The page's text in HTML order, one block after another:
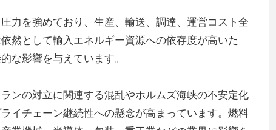
力を強めており、生産、輸送、調達、運営コスト全
然として輸入エネルギー資源への依存度が高いた
な影響を与えています。
ンの対立に関連する混乱やホルムズ海峡の不安定化
イチェーン継続性への懸念が高まっています。燃料